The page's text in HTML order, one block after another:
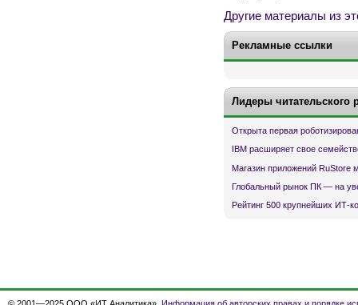
Другие материалы из
Рекламные ссылки
Лидеры читательского
Открыта первая
IBM расширяет свое
Магазин приложений RuStore
Глобальный рынок ПК — на
Рейтинг 500 крупнейших ИТ-